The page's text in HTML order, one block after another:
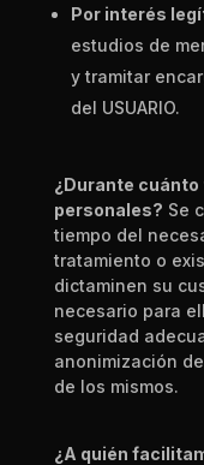
Por interés
estudios de
y tramitar
del USUARIO.
¿Durante
personales? Se
tiempo del
tratamiento o
dictaminen su
necesario para
seguridad
anonimización
de los mismos.
¿A quién